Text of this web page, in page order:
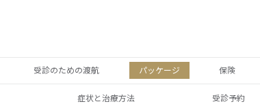
受診のための渡航 パッケージ 保険
症状と治療方法 受診予約